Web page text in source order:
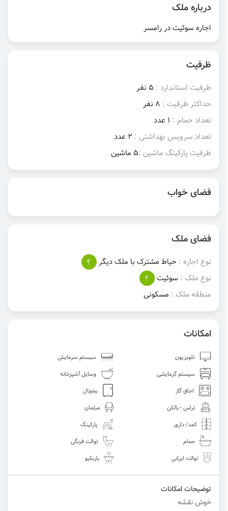
درباره ملک
اجاره سوئیت در رامسر
ظرفیت
ظرفیت استاندارد : 5 نفر
حداکثر ظرفیت : 8 نفر
تعداد حمام : 1 عدد
تعداد سرویس بهداشتی : 2 عدد
ظرفیت پارکینگ ماشین :5 ماشین
فضای خواب
فضای ملک
نوع اجاره : حیاط مشترک با ملک دیگر
؟
نوع ملک : سوئیت
؟
منطقه ملک : مسکونی
امکانات
تلویزیون
سیستم سرمایش
سیستم گرمایشی
وسایل آشپزخانه
اجاق گاز
یخچال
تراس - بالکن
مبلمان
کمد/ دارور
پارکینگ
حمام
توالت فرنگی
توالت ایرانی
باربکیو
توضیحات امکانات
خوش نقشه